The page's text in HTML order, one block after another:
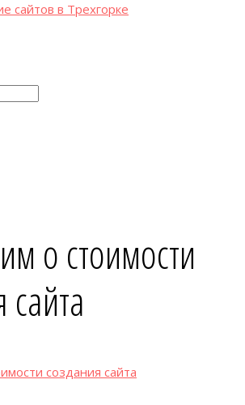
сайтов в Трехгорке
о стоимости
сайта